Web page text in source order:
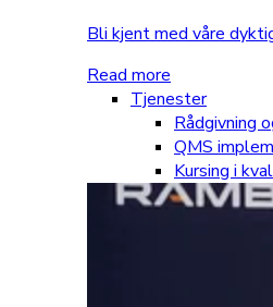
Bli kjent med våre
Read more
Tjenester
Rådgivning
QMS
Kursing i